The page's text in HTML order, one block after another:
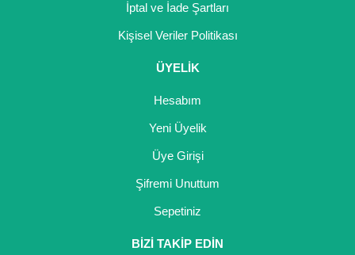
İptal ve İade Şartları
Kişisel Veriler Politikası
ÜYELİK
Hesabım
Yeni Üyelik
Üye Girişi
Şifremi Unuttum
Sepetiniz
BİZİ TAKİP EDİN